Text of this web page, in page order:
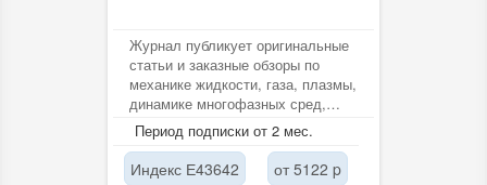
Журнал публикует оригинальные
статьи и заказные обзоры по
механике жидкости, газа, плазмы,
динамике многофазных сред,
физике и механике взрывных...
Период подписки от 2 мес.
Индекс Е43642 от 5122 p